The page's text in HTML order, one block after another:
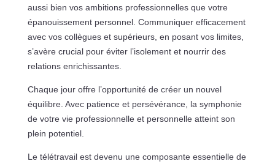
aussi bien vos ambitions professionnelles que votre
épanouissement personnel. Communiquer efficacement
avec vos collègues et supérieurs, en posant vos limites,
s’avère crucial pour éviter l’isolement et nourrir des
relations enrichissantes.
Chaque jour offre l’opportunité de créer un nouvel
équilibre. Avec patience et persévérance, la symphonie
de votre vie professionnelle et personnelle atteint son
plein potentiel.
Le télétravail est devenu une composante essentielle de